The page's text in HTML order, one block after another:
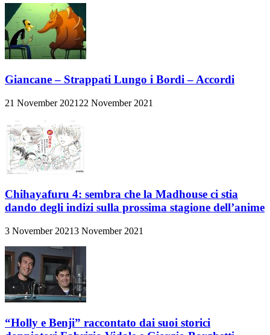
Giancane – Strappati Lungo i Bordi – Accordi
21 November 2021 22 November 2021
Chihayafuru 4: sembra che la Madhouse ci stia
dando degli indizi sulla prossima stagione dell’anime
3 November 20213 November 2021
“Holly e Benji” raccontato dai suoi storici